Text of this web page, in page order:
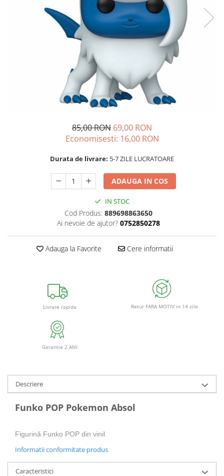
85,00 RON 69,00 RON
Economisesti: 16,00 RON
Durata de livrare: 5-7 ZILE LUCRATOARE
ADAUGA IN COS
IN STOC
Cod Produs: 889698863650
Ai nevoie de ajutor? 0752850278
Adauga la Favorite Cere informatii
Livrare rapida Retur FARA MOTIV in 14 zile
Garantie 2 ANI
Descriere
Funko POP Pokemon Absol
Figurină Funko POP din vinil
Informatii conformitate produs
Caracteristici